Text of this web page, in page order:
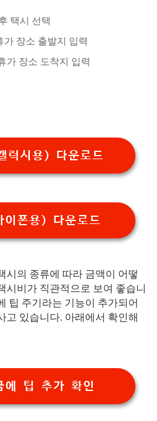
택시 선택
가 장소 출발지 입력
가 장소 도착지 입력
럭시용) 다운로드
이폰용) 다운로드
시의 종류에 따라 금액이 어떻
시비가 직관적으로 보여 좋습니
팁 주기라는 기능이 추가되어
고 있습니다. 아래에서 확인해
에 팁 추가 확인